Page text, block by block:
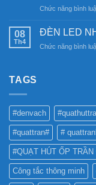
Chức năng bình
08
Th4
ĐÈN LED
Chức năng bình
TAGS
#denvach
#quattran# #
#QUẠT HÚT ỐP
Công tắc thông minh